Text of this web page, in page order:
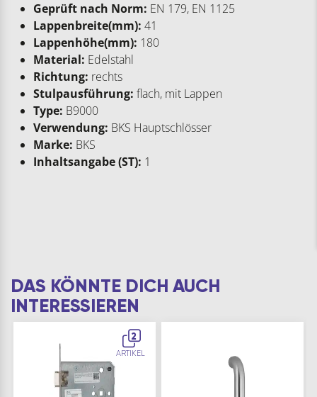
Geprüft nach Norm: EN 179, EN 1125
Lappenbreite(mm): 41
Lappenhöhe(mm): 180
Material: Edelstahl
Richtung: rechts
Stulpausführung: flach, mit Lappen
Type: B9000
Verwendung: BKS Hauptschlösser
Marke: BKS
Inhaltsangabe (ST): 1
DAS KÖNNTE DICH AUCH
INTERESSIEREN
2
ARTIKEL